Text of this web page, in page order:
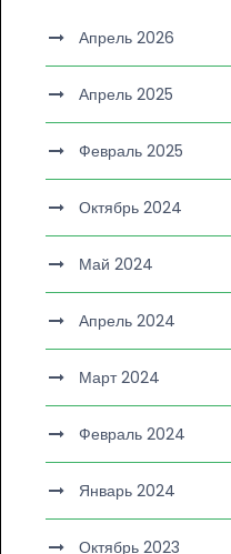
Апрель 2026
Апрель 2025
Февраль 2025
Октябрь 2024
Май 2024
Апрель 2024
Март 2024
Февраль 2024
Январь 2024
Октябрь 2023